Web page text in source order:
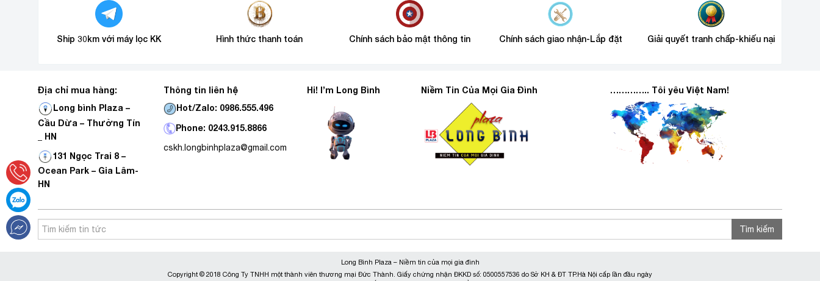
Ship 30km với máy lọc KK Hình thức thanh toán Chính sách bảo mật thông tin Chính sách giao nhận-Lắp đặt Giải quyết tranh chấp-khiếu nại
Địa chỉ mua hàng:
Long bình Plaza –
Cầu Dừa – Thường Tín
_ HN
131 Ngọc Trai 8 –
Ocean Park – Gia Lâm-
HN
Thông tin liên hệ
Hot/Zalo: 0986.555.496
Phone: 0243.915.8866
cskh.longbinhplaza@gmail.com
Hi! I’m Long Bình Niềm Tin Của Mọi Gia Đình ………….. Tôi yêu Việt Nam!
Tìm kiếm
Long Bình Plaza – Niềm tin của mọi gia đình
Copyright © 2018 Công Ty TNHH một thành viên thương mại Đức Thành. Giấy chứng nhận ĐKKD số: 0500557536 do Sở KH & ĐT TP.Hà Nội cấp lần đầu ngày